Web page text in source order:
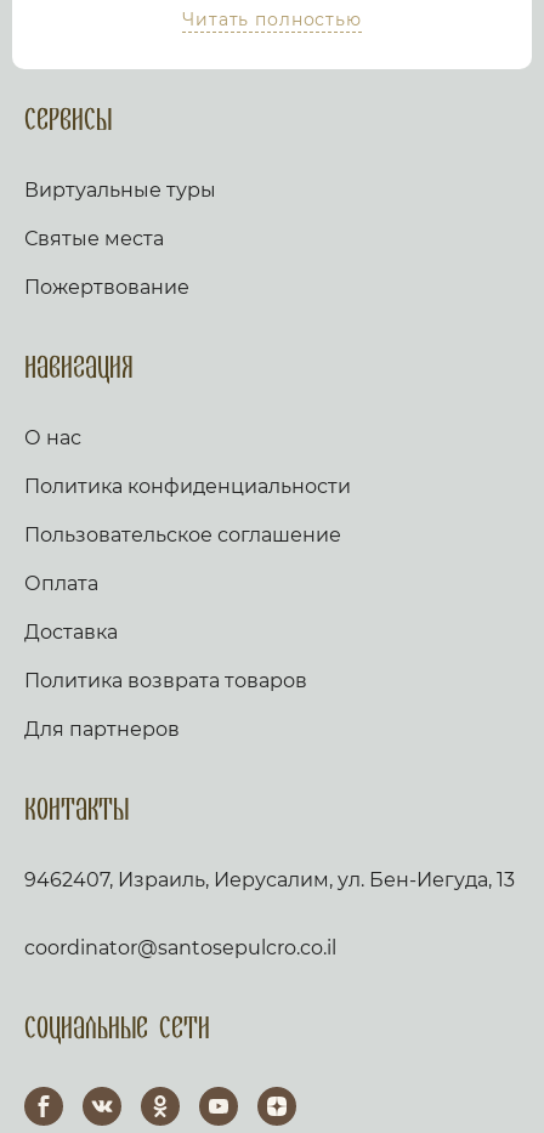
мы дадим людям возможность посетить любой
храм или дольмен не выходя из дома, просто
помощь в возжжения свечей за здравие и
упокой в христианских храмах Иерусалима и
вопросом. Письма помещаются в Стену Плача,
Благодатным огнем.
товаров, освященных на камне Миропомазания.
Читать полностью
Сервисы
Виртуальные туры
Святые места
Пожертвование
Навигация
О нас
Политика конфиденциальности
Пользовательское соглашение
Оплата
Доставка
Политика возврата товаров
Для партнеров
Контакты
9462407, Израиль, Иерусалим, ул. Бен-Иегуда, 13
coordinator@santosepulcro.co.il
Социальные сети